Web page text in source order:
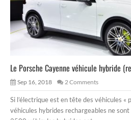
Le Porsche Cayenne véhicule hybride
Sep 16, 2018 2 Comments
Si l’électrique est en tête des véhicules «
véhicules hybrides rechargeables ne